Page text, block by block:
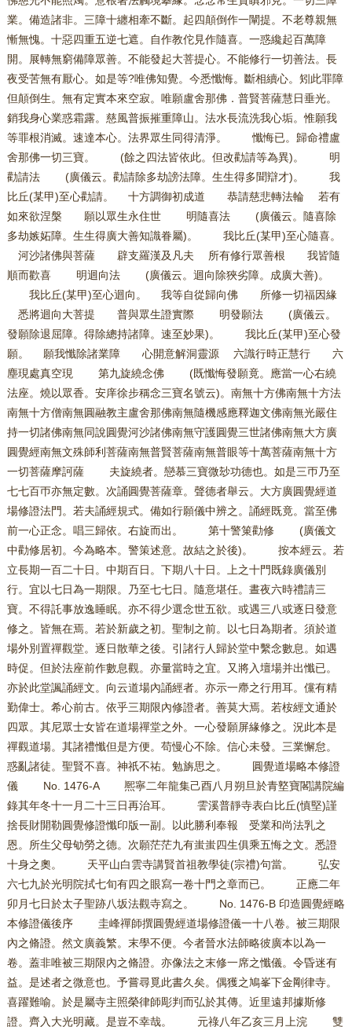
業。備造諸非。三障十纏相牽不斷。起四顛倒作一闡提。不老尊親無
慚無愧。十惡四重五逆七遮。自作教佗見作隨喜。一惑纔起百萬障
開。展轉無窮備障眾善。不能發起大菩提心。不能修行一切善法。長
夜受苦無有厭心。如是等?唯佛知覺。今悉懺悔。斷相續心。矧此罪障
但顛倒生。無有定實本來空寂。唯願盧舍那佛．普賢菩薩慧日垂光。
銷我身心業惑霜露。慈風普振摧重障山。法水長流洗我心垢。惟願我
等罪根消滅。速達本心。法界眾生同得清淨。 懺悔已。歸命禮盧
舍那佛一切三寶。 (餘之四法皆依此。但改勸請等為異)。 明
勸請法 (廣儀云。勸請除多劫謗法障。生生得多聞辯才)。 我
比丘(某甲)至心勸請。 十方調御初成道 恭請慈悲轉法輪 若有
如來欲涅槃 願以眾生永住世 明隨喜法 (廣儀云。隨喜除
多劫嫉妬障。生生得廣大善知識眷屬)。 我比丘(某甲)至心隨喜。
河沙諸佛與菩薩 辟支羅漢及凡夫 所有修行眾善根 我皆隨
順而歡喜 明迴向法 (廣儀云。迴向除狹劣障。成廣大善)。
我比丘(某甲)至心迴向。 我等自從歸向佛 所修一切福因緣
悉將迴向大菩提 普與眾生證實際 明發願法 (廣儀云。
發願除退屈障。得除總持諸障。速至妙果)。 我比丘(某甲)至心發
願。 願我懺除諸業障 心開意解洞靈源 六識行時正慧行 六
塵現處真空現 第九旋繞念佛 (既懺悔發願竟。應當一心右繞
法座。燒以眾香。安庠徐步稱念三寶名號云)。南無十方佛南無十方法
南無十方僧南無圓融教主盧舍那佛南無隨機感應釋迦文佛南無光嚴住
持一切諸佛南無同說圓覺河沙諸佛南無守護圓覺三世諸佛南無大方廣
圓覺經南無文殊師利菩薩南無普賢菩薩南無普眼等十萬菩薩南無十方
一切菩薩摩訶薩 夫旋繞者。戀慕三寶微玅功德也。如是三帀乃至
七七百帀亦無定數。次誦圓覺菩薩章。聲德者舉云。大方廣圓覺經道
場修證法門。若夫誦經規式。備如行願儀中辨之。誦經既竟。當至佛
前一心正念。唱三歸依。右旋而出。 第十警䇿勸修 (廣儀文
中勸修居初。今為略本。警策述意。故結之於後)。 按本經云。若
立長期一百二十日。中期百日。下期八十日。上之十門既錄廣儀別
行。宜以七日為一期限。乃至七七日。隨意堪任。晝夜六時禮請三
寶。不得託事放逸睡眠。亦不得少選念世五欲。或遇三八或逐日發意
修之。皆無在焉。若於新歲之初。聖制之前。以七日為期者。須於道
場外別置禪觀堂。逐日散華之後。引諸行人歸於堂中繫念數息。如遇
時促。但於法座前作數息觀。亦量當時之宜。又將入壇場并出懺已。
亦於此堂諷誦經文。向云道場內誦經者。亦示一廗之行用耳。儻有精
勤偉士。希心前古。依乎三期限內修證者。善莫大焉。若桉經文通於
四眾。其尼眾士女皆在道場禪堂之外。一心發願屏緣修之。況此本是
禪觀道場。其諸禮懺但是方便。苟慢心不除。信心未發。三業懈怠。
惑亂諸徒。聖賢不喜。神祇不祐。勉旃思之。 圓覺道場略本修證
儀 No. 1476-A 熈寧二年龍集己酉八月朔旦於青墪寶閣講院編
錄其年冬十一月二十三日再治耳。 霅溪普靜寺表白比丘(慎堅)謹
捨長財開勒圓覺修證懺印版一副。以此勝利奉報 受業和尚法乳之
恩。所生父母劬勞之德。次願茫茫九有蚩蚩四生俱乘五悔之文。悉證
十身之奧。 天平山白雲寺講賢首祖教學徒(宗禮)句當。 弘安
六七九於光明院拭七旬有四之眼寫一卷十門之章而已。 正應二年
卯月七日於太子聖跡八坂法觀寺寫之。 No. 1476-B 印造圓覺經略
本修證儀後序 圭峰禪師撰圓覺經道場修證儀一十八卷。被三期限
內之脩證。然文廣義繁。末學不便。今者晉水法師略彼廣本以為一
卷。蓋非唯被三期限內之脩證。亦像法之末修一席之懺儀。令昏迷有
益。是述者之微意也。予嘗尋覓此書久矣。偶獲之鳩峯下金剛律寺。
喜躍難喻。於是屬寺主照榮律師彫判而弘於其傳。近里遠邦據斯修
證。齊入大光明藏。是豈不幸哉。 元祿八年乙亥三月上浣 雙